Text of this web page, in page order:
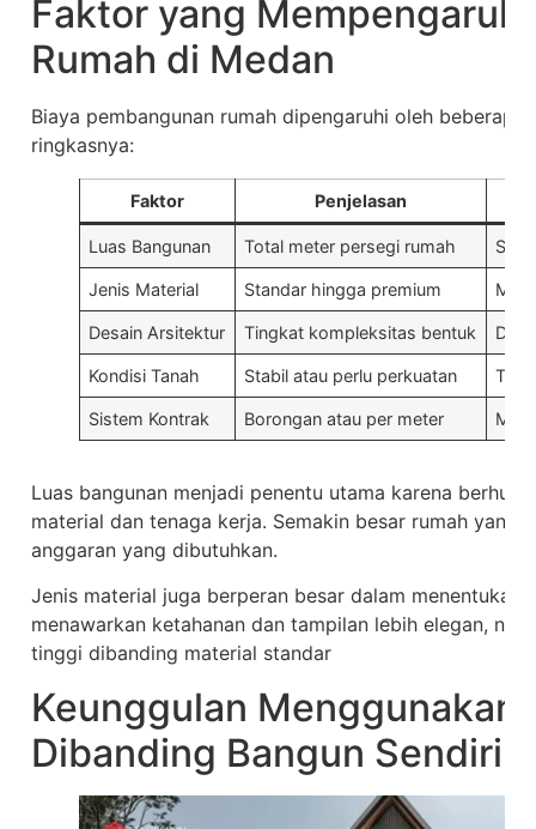
Faktor yang
Rumah di Medan
Biaya pembangunan rumah dipengaruhi oleh
ringkasnya:
Faktor Penjelasan
Luas Bangunan Total meter persegi rumah
Jenis Material Standar hingga premium
Desain Arsitektur Tingkat kompleksitas bentuk
Kondisi Tanah Stabil atau perlu perkuatan
Sistem Kontrak Borongan atau per meter
Luas bangunan menjadi penentu utama karena
material dan tenaga kerja. Semakin besar rumah yang
anggaran yang dibutuhkan.
Jenis material juga berperan besar dalam menentukan
menawarkan ketahanan dan tampilan lebih elegan,
tinggi dibanding material standar
Keunggulan Menggunakan
Dibanding Bangun Sendiri